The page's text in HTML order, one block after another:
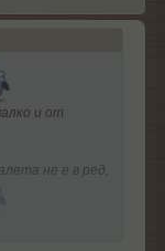
и от
не е в ред,
е играл на